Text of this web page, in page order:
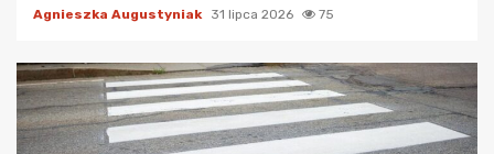
Agnieszka Augustyniak 31 lipca 2026 75